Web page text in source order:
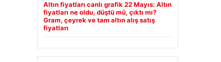
Altın fiyatları canlı grafik 22 Mayıs: Altın
fiyatları ne oldu, düştü mü, çıktı mı?
Gram, çeyrek ve tam altın alış satış
fiyatları